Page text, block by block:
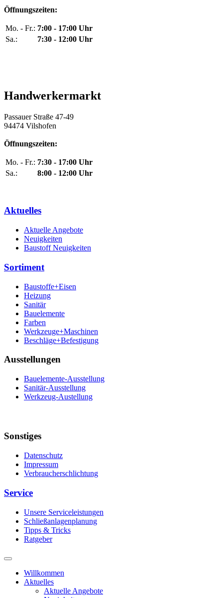
Öffnungszeiten:
Mo. - Fr.: 7:00 - 17:00 Uhr
Sa.:
7:30 - 12:00 Uhr
Handwerkermarkt
Passauer Straße 47-49
94474 Vilshofen
Öffnungszeiten:
Mo. - Fr.: 7:30 - 17:00 Uhr
Sa.:
8:00 - 12:00 Uhr
Aktuelles
Aktuelle Angebote
Neuigkeiten
Baustoff Neuigkeiten
Sortiment
Baustoffe+Eisen
Heizung
Sanitär
Bauelemente
Farben
Werkzeuge+Maschinen
Beschläge+Befestigung
Ausstellungen
Bauelemente-Ausstellung
Sanitär-Ausstellung
Werkzeug-Austellung
Sonstiges
Datenschutz
Impressum
Verbraucherschlichtung
Service
Unsere Serviceleistungen
Schließanlagenplanung
Tipps & Tricks
Ratgeber
Willkommen
Aktuelles
Aktuelle Angebote